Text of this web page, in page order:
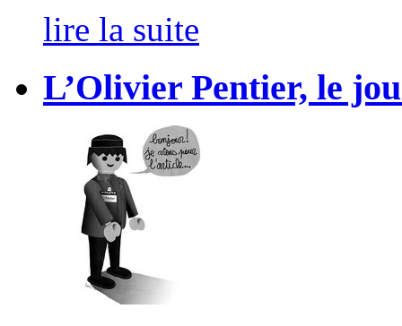
lire la suite
L’Olivier Pentier, le